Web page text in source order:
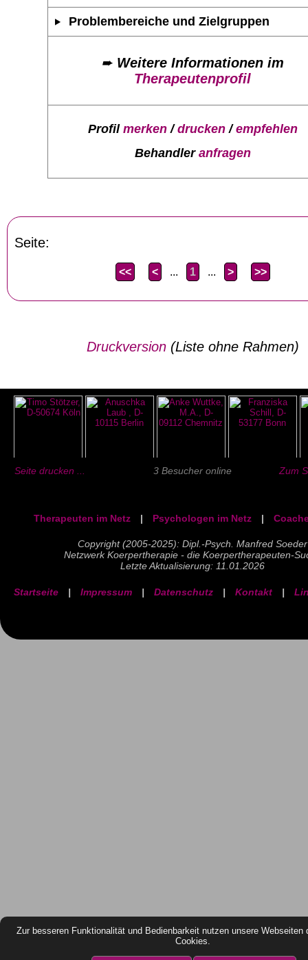
Zur besseren Funktionalität und Bedienbarkeit nutzen unsere Webseiten
Cookies.
Problembereiche und Zielgruppen
➨ Weitere Informationen im
Therapeutenprofil
Profil merken/drucken/empfehlen
Behandler anfragen
Seite:
<< < ... 1 ... > >>
Druckversion(Liste ohne Rahmen)
Seite drucken ... 3 Besucher online Zum
Therapeuten im Netz | Psychologen im Netz |
Copyright (2005-2025): Dipl.-Psych. Manfred Soeder
Netzwerk Koerpertherapie - die Koerpertherapeuten-
Letzte Aktualisierung: 11.01.2026
Startseite | Impressum | Datenschutz | Kontakt |